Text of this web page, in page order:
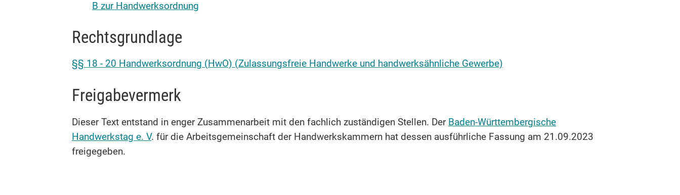
B zur Handwerksordnung
Rechtsgrundlage
§§ 18 - 20 Handwerksordnung (HwO) (Zulassungsfreie Handwerke und handwerksähnliche Gewerbe)
Freigabevermerk
Dieser Text entstand in enger Zusammenarbeit mit den fachlich zuständigen Stellen. Der Baden-Württembergische
Handwerkstag e. V. für die Arbeitsgemeinschaft der Handwerkskammern hat dessen ausführliche Fassung am 21.09.2023
freigegeben.